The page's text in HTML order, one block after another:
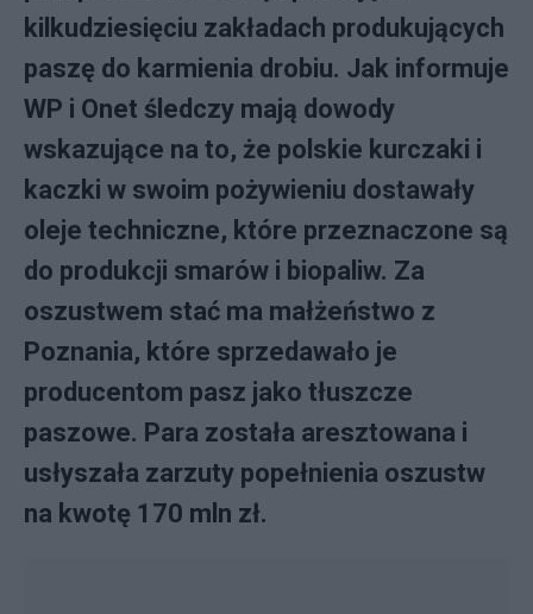
kilkudziesięciu zakładach produkujących
paszę do karmienia drobiu. Jak informuje
WP i Onet śledczy mają dowody
wskazujące na to, że polskie kurczaki i
kaczki w swoim pożywieniu dostawały
oleje techniczne, które przeznaczone są
do produkcji smarów i biopaliw. Za
oszustwem stać ma małżeństwo z
Poznania, które sprzedawało je
producentom pasz jako tłuszcze
paszowe. Para została aresztowana i
usłyszała zarzuty popełnienia oszustw
na kwotę 170 mln zł.